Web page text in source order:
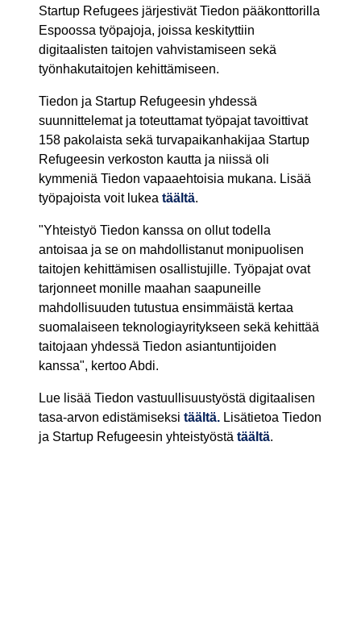
Startup Refugees järjestivät Tiedon pääkonttorilla
Espoossa työpajoja, joissa keskityttiin
digitaalisten taitojen vahvistamiseen sekä
työnhakutaitojen kehittämiseen.
Tiedon ja Startup Refugeesin yhdessä
suunnittelemat ja toteuttamat työpajat tavoittivat
158 pakolaista sekä turvapaikanhakijaa Startup
Refugeesin verkoston kautta ja niissä oli
kymmeniä Tiedon vapaaehtoisia mukana. Lisää
työpajoista voit lukea täältä.
"Yhteistyö Tiedon kanssa on ollut todella
antoisaa ja se on mahdollistanut monipuolisen
taitojen kehittämisen osallistujille. Työpajat ovat
tarjonneet monille maahan saapuneille
mahdollisuuden tutustua ensimmäistä kertaa
suomalaiseen teknologiayritykseen sekä kehittää
taitojaan yhdessä Tiedon asiantuntijoiden
kanssa", kertoo Abdi.
Lue lisää Tiedon vastuullisuustyöstä digitaalisen
tasa-arvon edistämiseksi täältä. Lisätietoa Tiedon
ja Startup Refugeesin yhteistyöstä täältä.